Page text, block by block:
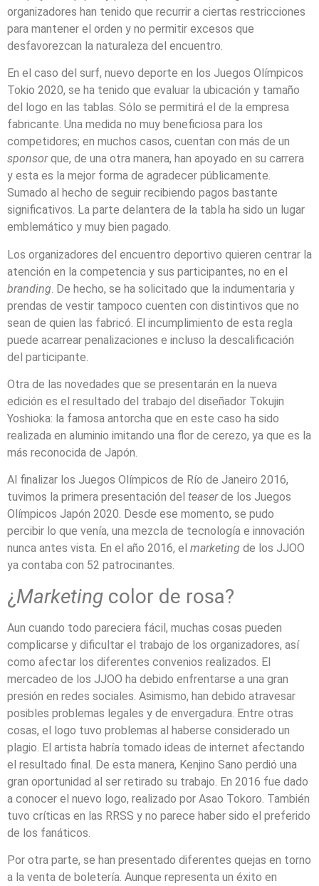
organizadores han tenido que recurrir a ciertas restricciones
para mantener el orden y no permitir excesos que
desfavorezcan la naturaleza del encuentro.
En el caso del surf, nuevo deporte en los Juegos Olímpicos
Tokio 2020, se ha tenido que evaluar la ubicación y tamaño
del logo en las tablas. Sólo se permitirá el de la empresa
fabricante. Una medida no muy beneficiosa para los
competidores; en muchos casos, cuentan con más de un
sponsorque, de una otra manera, han apoyado en su carrera
y esta es la mejor forma de agradecer públicamente.
Sumado al hecho de seguir recibiendo pagos bastante
significativos. La parte delantera de la tabla ha sido un lugar
emblemático y muy bien pagado.
Los organizadores del encuentro deportivo quieren centrar la
atención en la competencia y sus participantes, no en el
branding . De hecho, se ha solicitado que la indumentaria y
prendas de vestir tampoco cuenten con distintivos que no
sean de quien las fabricó . El incumplimiento de esta regla
puede acarrear penalizaciones e incluso la descalificación
del participante.
Otra de las novedades que se presentarán en la nueva
edición es el resultado del trabajo del diseñador Tokujin
Yoshioka: la famosa antorcha que en este caso ha sido
realizada en aluminio imitando una flor de cerezo, ya que es la
más reconocida de Japón.
Al finalizar los Juegos Olímpicos de Río de Janeiro 2016,
tuvimos la primera presentación del teaserde los Juegos
Olímpicos Japón 2020. Desde ese momento, se pudo
percibir lo que venía, una mezcla de tecnología e innovación
nunca antes vista. En el año 2016, el marketing de los JJOO
ya contaba con 52 patrocinantes.
¿Marketing color de rosa?
Aun cuando todo pareciera fácil, muchas cosas pueden
complicarse y dificultar el trabajo de los organizadores, así
como afectar los diferentes convenios realizados. El
mercadeo de los JJOO ha debido enfrentarse a una gran
presión en redes sociales. Asimismo, han debido atravesar
posibles problemas legales y de envergadura. Entre otras
cosas, el logo tuvo problemas al haberse considerado un
plagio. El artista habría tomado ideas de internet afectando
el resultado final. De esta manera, Kenjino Sano perdió una
gran oportunidad al ser retirado su trabajo. En 2016 fue dado
a conocer el nuevo logo, realizado por Asao Tokoro. También
tuvo críticas en las RRSS y no parece haber sido el preferido
de los fanáticos.
Por otra parte, se han presentado diferentes quejas en torno
a la venta de boletería. Aunque representa un éxito en